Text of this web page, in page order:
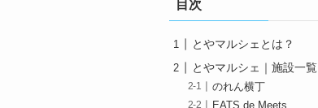
目次
とやマルシェとは？
とやマルシェ｜施設一覧
のれん横丁